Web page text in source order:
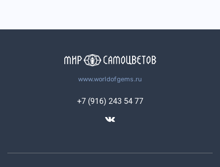
www.worldofgems.ru
+7 (916) 243 54 77